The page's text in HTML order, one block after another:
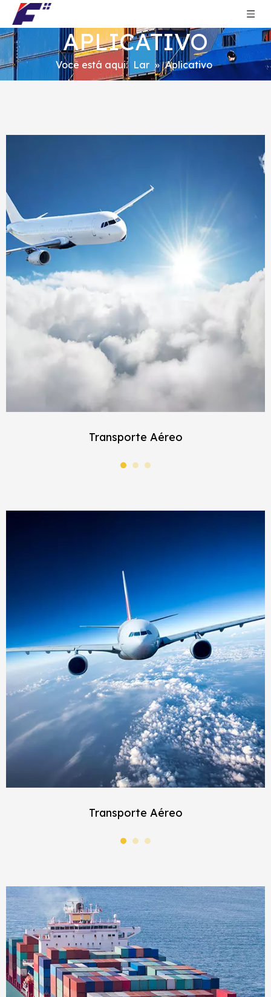
APLICATIVO
Você está aqui: Lar » Aplicativo
Transporte Aéreo
Transporte Aéreo